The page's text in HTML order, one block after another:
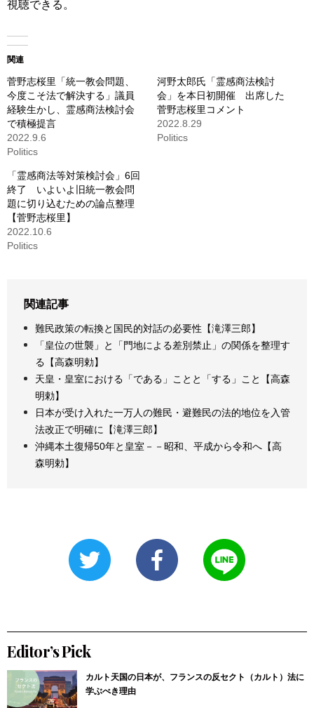
視聴できる。
関連
菅野志桜里「統一教会問題、
今度こそ法で解決する」議員
経験生かし、霊感商法検討会
で積極提言
2022.9.6
Politics
河野太郎氏「霊感商法検討
会」を本日初開催 出席した
菅野志桜里コメント
2022.8.29
Politics
「霊感商法等対策検討会」6回
終了 いよいよ旧統一教会問
題に切り込むための論点整理
【菅野志桜里】
2022.10.6
Politics
関連記事
難民政策の転換と国民的対話の必要性【滝澤三郎】
「皇位の世襲」と「門地による差別禁止」の関係を整理す
る【高森明勅】
天皇・皇室における「である」ことと「する」こと【高森
明勅】
日本が受け入れた一万人の難民・避難民の法的地位を入管
法改正で明確に【滝澤三郎】
沖縄本土復帰50年と皇室－－昭和、平成から令和へ【高
森明勅】
Editor’s Pick
カルト天国の日本が、フランスの反セクト（カルト）法に
学ぶべき理由